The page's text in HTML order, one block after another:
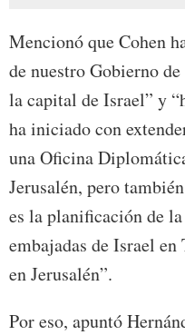
Mencionó que Cohen
de nuestro Gobierno
la capital de Israel” y
ha iniciado con
una Oficina
Jerusalén, pero
es la planificación de
embajadas de Israel
en Jerusalén”.
Por eso, apuntó